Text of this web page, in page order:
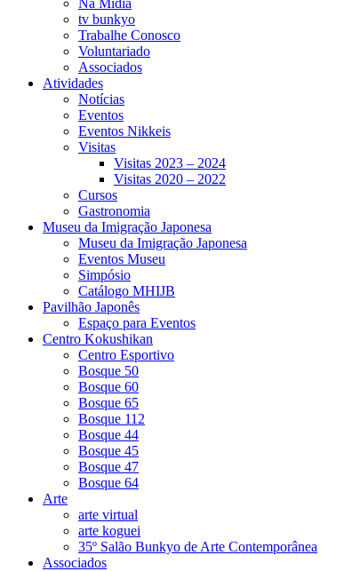
Na Mídia
tv bunkyo
Trabalhe Conosco
Voluntariado
Associados
Atividades
Notícias
Eventos
Eventos Nikkeis
Visitas
Visitas 2023 – 2024
Visitas 2020 – 2022
Cursos
Gastronomia
Museu da Imigração Japonesa
Museu da Imigração Japonesa
Eventos Museu
Simpósio
Catálogo MHIJB
Pavilhão Japonês
Espaço para Eventos
Centro Kokushikan
Centro Esportivo
Bosque 50
Bosque 60
Bosque 65
Bosque 112
Bosque 44
Bosque 45
Bosque 47
Bosque 64
Arte
arte virtual
arte koguei
35º Salão Bunkyo de Arte Contemporânea
Associados